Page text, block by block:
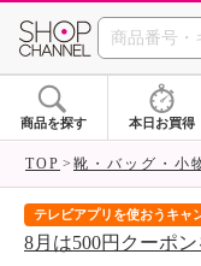
商品を探す 本日お買得
TOP 靴・バッグ・小
テレビアプリを使おうキャ
8月は500円クーポ